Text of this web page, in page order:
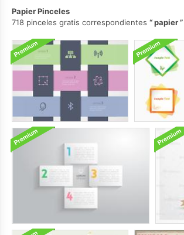
Papier Pinceles
718 pinceles gratis correspondientes
papier